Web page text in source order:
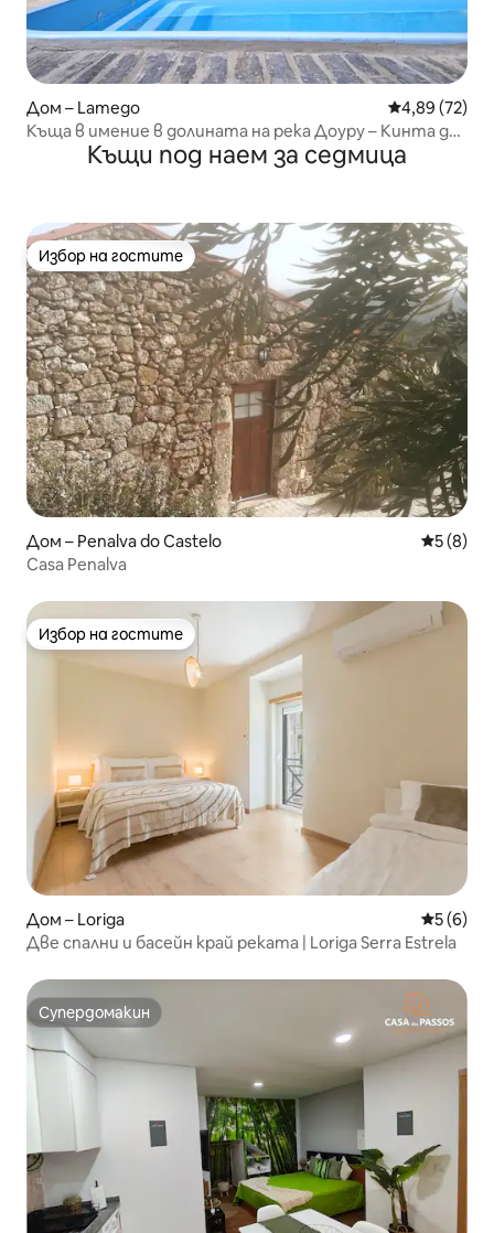
Дом – Lamego Средна
4,89 (72)
Къща в имение в долината на река Доуру – Кинта до
ПасадисоКъщи под наем за седмица
Избор на гостите
Избор на гостите
Дом – Penalva do Castelo Средна
5 (8)
Casa Penalva
Избор на гостите
Избор на гостите
Дом – Loriga Средна
5 (6)
Две спални и басейн край реката | Loriga Serra Estrela
Супердомакин
Супердомакин